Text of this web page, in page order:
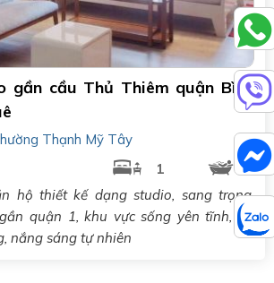
gần cầu Thủ Thiêm quận Bình
Thạnh Mỹ Tây
1
1
hộ thiết kế dạng studio, sang trọng,
quận 1, khu vực sống yên tĩnh, an
nắng sáng tự nhiên